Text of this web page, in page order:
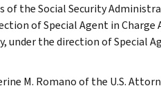
of the Social Security
of Special Agent in Charge
under the direction of Special
M. Romano of the U.S.